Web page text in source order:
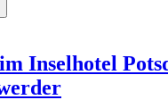
Inselhotel